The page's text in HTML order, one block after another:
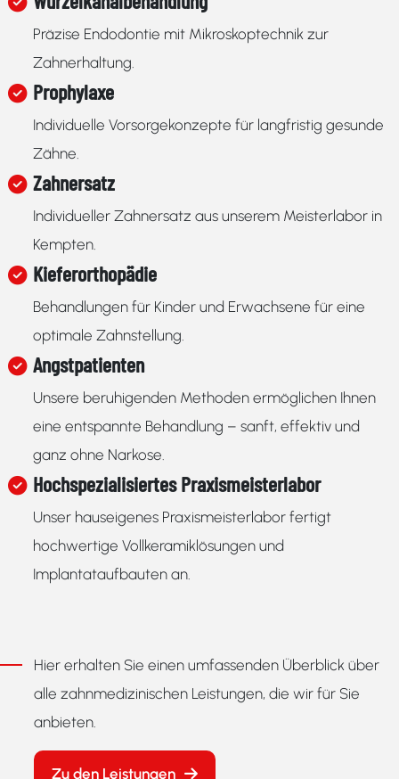
Präzise Endodontie mit Mikroskoptechnik zur
Zahnerhaltung.
Prophylaxe
Individuelle Vorsorgekonzepte für langfristig gesunde
Zähne.
Zahnersatz
Individueller Zahnersatz aus unserem Meisterlabor in
Kempten.
Kieferorthopädie
Behandlungen für Kinder und Erwachsene für eine
optimale Zahnstellung.
Angstpatienten
Unsere beruhigenden Methoden ermöglichen Ihnen
eine entspannte Behandlung – sanft, effektiv und
ganz ohne Narkose.
Hochspezialisiertes Praxismeisterlabor
Unser hauseigenes Praxismeisterlabor fertigt
hochwertige Vollkeramiklösungen und
Implantataufbauten an.
Hier erhalten Sie einen umfassenden Überblick über
alle zahnmedizinischen Leistungen, die wir für Sie
anbieten.
Zu den Leistungen